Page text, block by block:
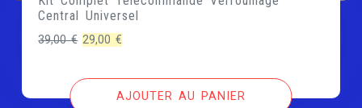
Central Universel
39,00€ Le
initial
29,00€
actuel
est :
AJOUTER AU PANIER